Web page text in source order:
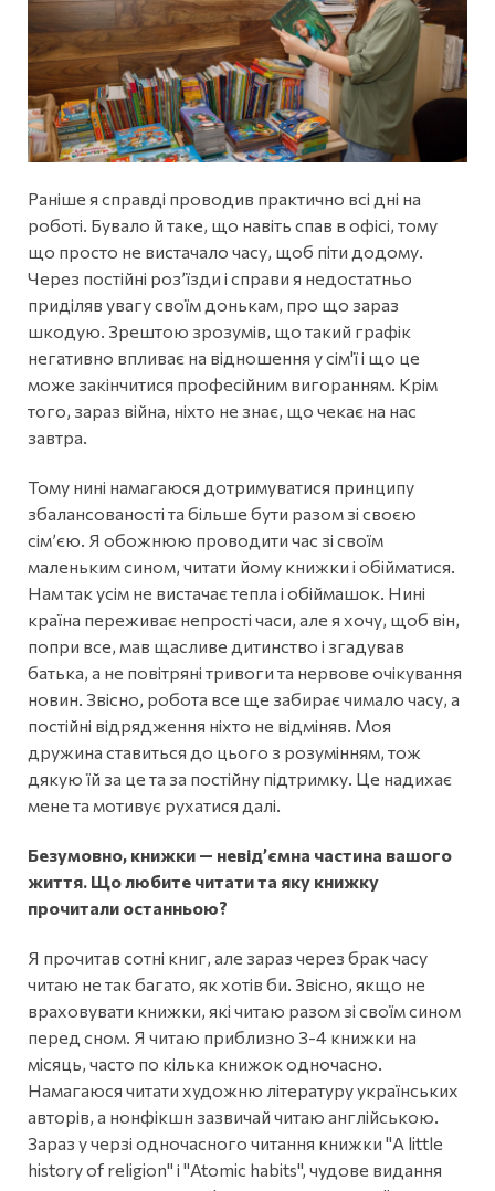
Раніше я справді проводив практично всі дні на
роботі. Бувало й таке, що навіть спав в офісі, тому
що просто не вистачало часу, щоб піти додому.
Через постійні роз’їзди і справи я недостатньо
приділяв увагу своїм донькам, про що зараз
шкодую. Зрештою зрозумів, що такий графік
негативно впливає на відношення у сім'ї і що це
може закінчитися професійним вигоранням. Крім
того, зараз війна, ніхто не знає, що чекає на нас
завтра.
Тому нині намагаюся дотримуватися принципу
збалансованості та більше бути разом зі своєю
сім’єю. Я обожнюю проводити час зі своїм
маленьким сином, читати йому книжки і обійматися.
Нам так усім не вистачає тепла і обіймашок. Нині
країна переживає непрості часи, але я хочу, щоб він,
попри все, мав щасливе дитинство і згадував
батька, а не повітряні тривоги та нервове очікування
новин. Звісно, робота все ще забирає чимало часу, а
постійні відрядження ніхто не відміняв. Моя
дружина ставиться до цього з розумінням, тож
дякую їй за це та за постійну підтримку. Це надихає
мене та мотивує рухатися далі.
Безумовно, книжки — невід’ємна частина вашого
життя. Що любите читати та яку книжку
прочитали останньою?
Я прочитав сотні книг, але зараз через брак часу
читаю не так багато, як хотів би. Звісно, якщо не
враховувати книжки, які читаю разом зі своїм сином
перед сном. Я читаю приблизно 3-4 книжки на
місяць, часто по кілька книжок одночасно.
Намагаюся читати художню літературу українських
авторів, а нонфікшн зазвичай читаю англійською.
Зараз у черзі одночасного читання книжки "A little
history of religion" і "Atomic habits", чудове видання